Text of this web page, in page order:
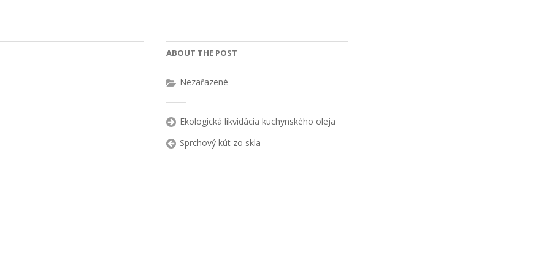
ABOUT THE POST
Nezařazené
Ekologická likvidácia kuchynského oleja
Sprchový kút zo skla